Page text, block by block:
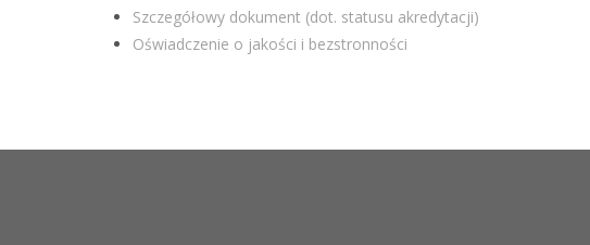
Szczegółowy dokument (dot. statusu akredytacji)
Oświadczenie o jakości i bezstronności